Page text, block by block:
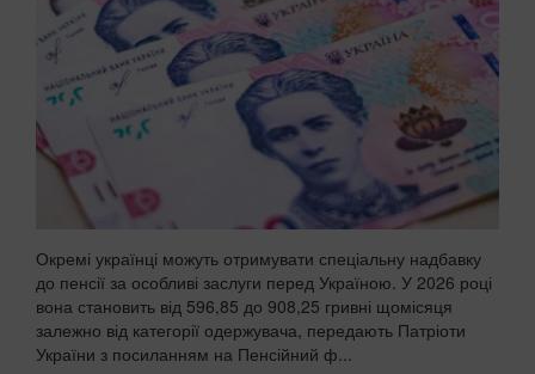
Окремі українці можуть отримувати спеціальну надбавку
до пенсії за особливі заслуги перед Україною. У 2026 році
вона становить від 596,85 до 908,25 гривні щомісяця
залежно від категорії одержувача, передають Патріоти
України з посиланням на Пенсійний ф...